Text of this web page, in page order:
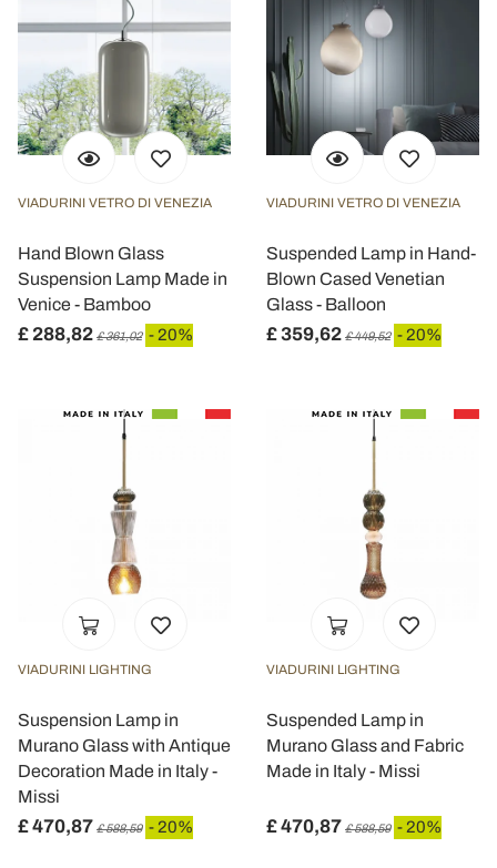
VIADURINI VETRO DI VENEZIA
Hand Blown Glass
Suspension Lamp Made in
Venice - Bamboo
£ 288,82 £ 361,02 - 20%
VIADURINI VETRO DI VENEZIA
Suspended Lamp in Hand-
Blown Cased Venetian
Glass - Balloon
£ 359,62 £ 449,52 - 20%
VIADURINI LIGHTING
Suspension Lamp in
Murano Glass with Antique
Decoration Made in Italy -
Missi
£ 470,87 £ 588,59 - 20%
VIADURINI LIGHTING
Suspended Lamp in
Murano Glass and Fabric
Made in Italy - Missi
£ 470,87 £ 588,59 - 20%